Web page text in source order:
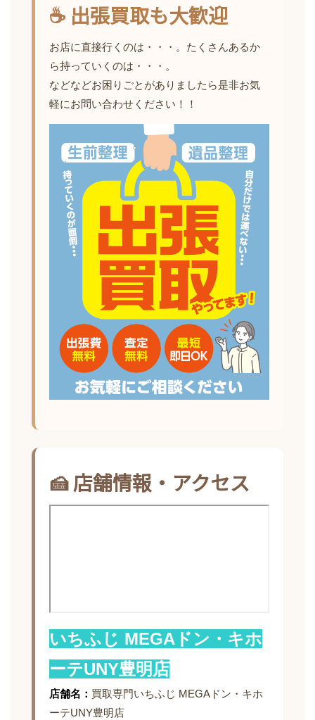
☕ 出張買取も大歓迎
お店に直接行くのは・・・。たくさんあるか
ら持っていくのは・・・。
などなどお困りごとがありましたら是非お気
軽にお問い合わせください！！
🍰 店舗情報・アクセス
いちふじ MEGAドン・キホ
ーテUNY豊明店
店舗名： 買取専門いちふじ MEGAドン・キホ
ーテUNY豊明店